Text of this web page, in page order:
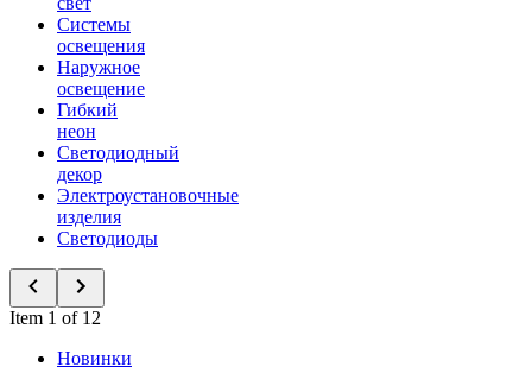
Системы
освещения
Наружное
освещение
Гибкий
неон
Светодиодный
декор
Электроустановочные
изделия
Светодиоды
Item 1 of 12
Новинки